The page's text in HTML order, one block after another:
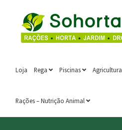
Ir
para
a
Saltar
para
o
Loja Rega Piscinas Agricultura
Rações – Nutrição Animal